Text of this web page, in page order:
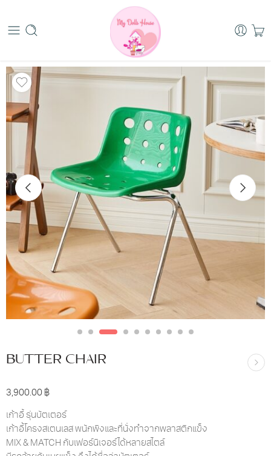
BUTTER CHAIR
3,900.00 ฿
เก้าอี้ รุ่นบัตเตอร์
เก้าอี้โครงสเตนเลส พนักพิงและที่นั่งทำจากพลาสติกแข็ง
MIX & MATCH กับเฟอร์นิเจอร์ได้หลายสไตล์